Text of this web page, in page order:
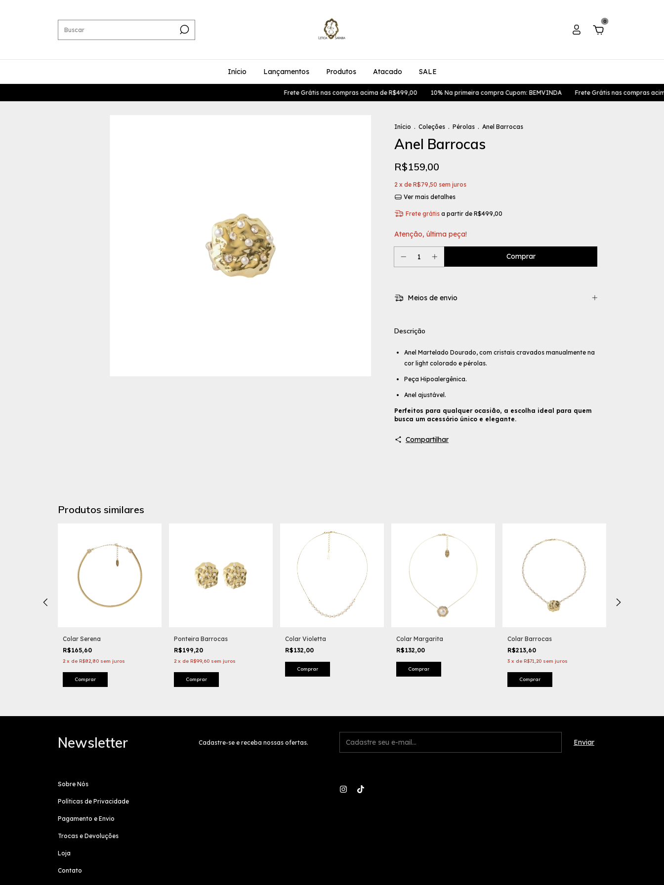
0
Início Lançamentos Produtos Atacado SALE
Frete Grátis nas compras acima de R$499,00 10% Na primeira compra Cupom: BEMVINDA Frete Grátis nas compras acima
Início . Coleções . Pérolas . Anel Barrocas
Anel Barrocas
R$159,00
2 x de R$79,50 sem juros
Ver mais detalhes
Frete grátis a partir de R$499,00
Atenção, última peça!
Meios de envio
Descrição
Anel Martelado Dourado, com cristais cravados manualmente na
cor light colorado e pérolas.
Peça Hipoalergênica.
Anel ajustável.
Perfeitos para qualquer ocasião, a escolha ideal para quem
busca um acessório único e elegante.
Compartilhar
Produtos similares
Colar Serena
R$165,60
2 x de R$82,80 sem juros
Ponteira Barrocas
R$199,20
2 x de R$99,60 sem juros
Colar Violetta
R$132,00
Colar Margarita
R$132,00
Colar Barrocas
R$213,60
3 x de R$71,20 sem juros
Newsletter Cadastre-se e receba nossas ofertas.
Sobre Nós
Políticas de Privacidade
Pagamento e Envio
Trocas e Devoluções
Loja
Contato